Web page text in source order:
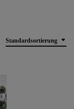
Standardsortierung